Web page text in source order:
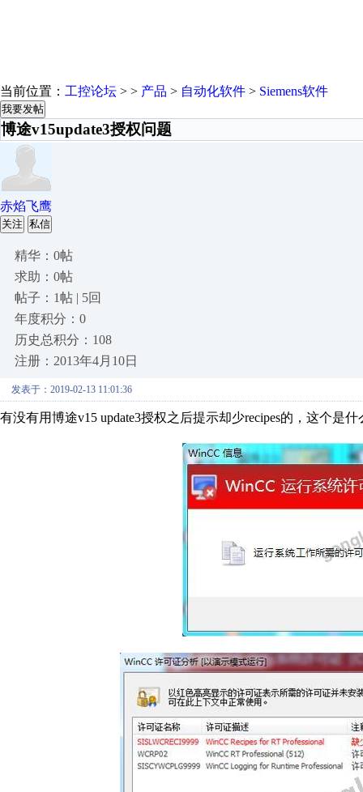
当前位置： 工控论坛 > > 产品 > 自动化软件 > Siemens软件
我要发帖
博途v15update3授权问题
赤焰飞鹰
关注 私信
精华：0帖
求助：0帖
帖子：1帖 | 5回
年度积分：0
历史总积分：108
注册：2013年4月10日
发表于：2019-02-13 11:01:36
有没有用博途v15 update3授权之后提示却少recipes的，这个是